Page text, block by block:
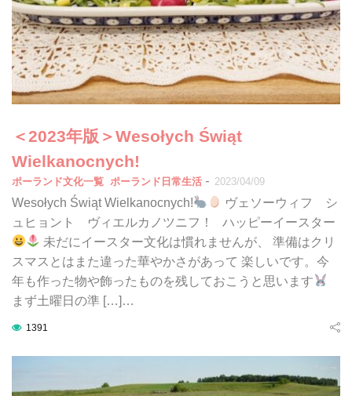
＜2023年版＞Wesołych Świąt
Wielkanocnych!
ポーランド文化一覧 ポーランド日常生活 - 2023/04/09
Wesołych Świąt Wielkanocnych!
ヴェソーウィフ シ
ュヒョント ヴィエルカノツニフ！ ハッピーイースター
未だにイースター文化は慣れませんが、 準備はクリ
スマスとはまた違った華やかさがあって 楽しいです。今
年も作った物や飾ったものを残しておこうと思います
まず土曜日の準 […]…
1391